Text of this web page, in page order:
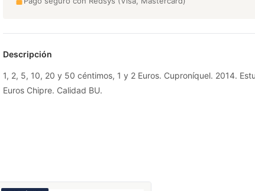
Descripción
1, 2, 5, 10, 20 y 50 céntimos, 1 y 2 Euros. Cuproníquel. 2014.
Euros Chipre. Calidad BU.